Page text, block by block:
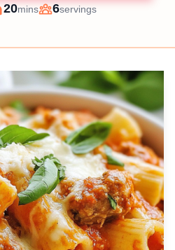
Cook
20minutes
mins
Servings
6servings